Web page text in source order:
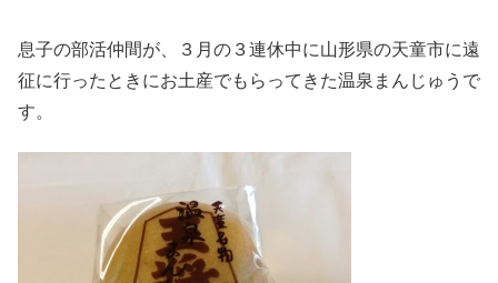
息子の部活仲間が、３月の３連休中に山形県の天童市に遠
征に行ったときにお土産でもらってきた温泉まんじゅうで
す。